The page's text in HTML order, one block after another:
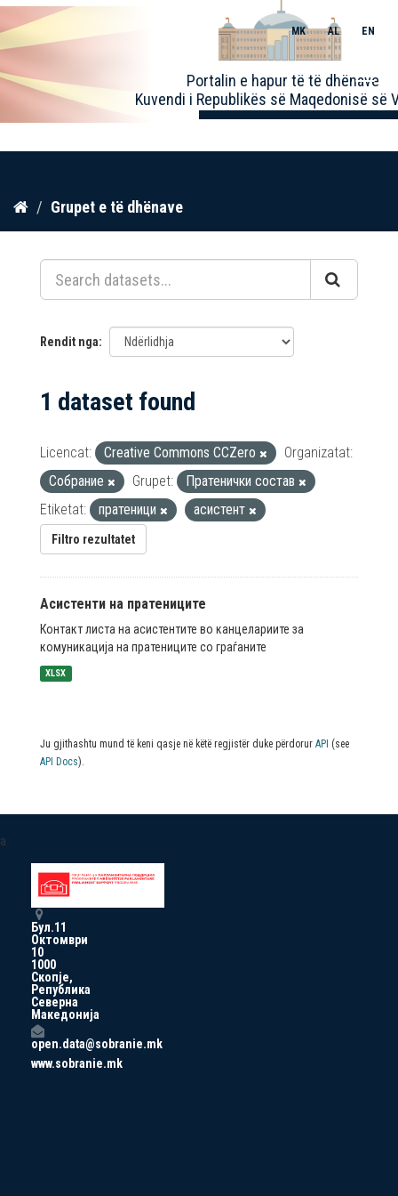
Kalo
përmbajtja
Portalin e hapur të të dhënave
Kuvendi i Republikës së Maqedonisë së
MK AL EN
Toggle
Grupet e të dhënave
Rendit nga
1 dataset found
Licencat: Creative Commons CCZero
Organizatat:
Собрание
Grupet:
Пратенички состав
Etiketat:
пратеници асистент
Filtro rezultatet
Асистенти на пратениците
Контакт листа на асистентите во канцелариите за
комуникација на пратениците со граѓаните
XLSX
Ju gjithashtu mund të keni qasje në këtë regjistër duke përdorur API (see
API Docs).
a
Бул.11
Октомври
10
1000
Скопје,
Република
Северна
Македонија
open.data@sobranie.mk
www.sobranie.mk